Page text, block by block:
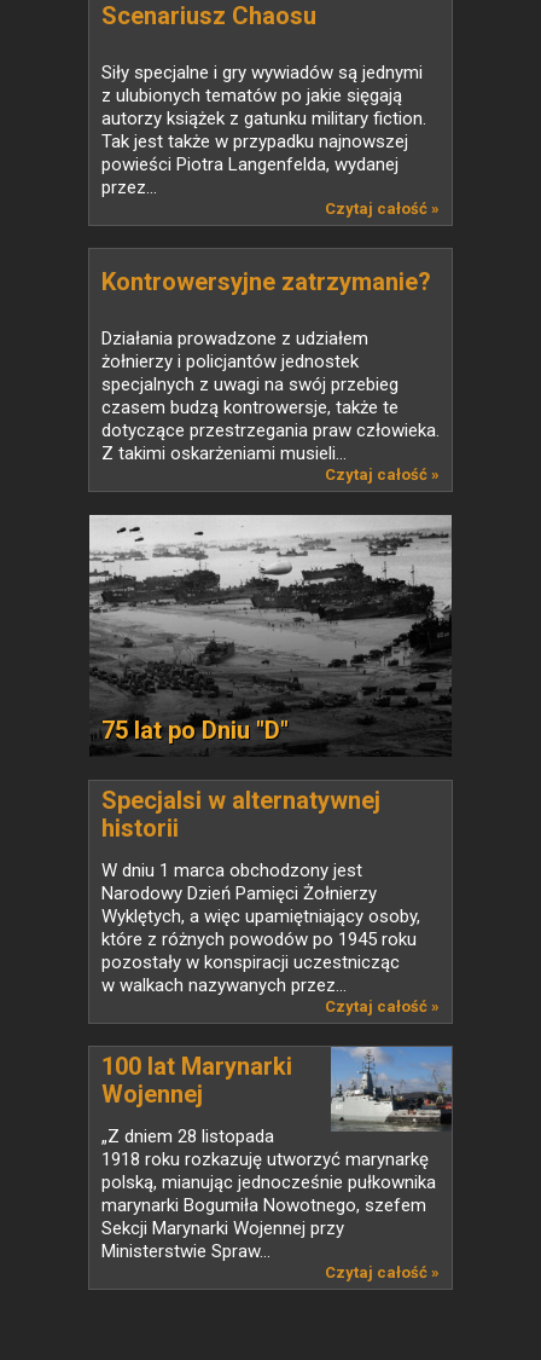
Scenariusz Chaosu
Siły specjalne i gry wywiadów są jednymi
z ulubionych tematów po jakie sięgają
autorzy książek z gatunku military fiction.
Tak jest także w przypadku najnowszej
powieści Piotra Langenfelda, wydanej
przez...
Czytaj całość »
Kontrowersyjne zatrzymanie?
Działania prowadzone z udziałem
żołnierzy i policjantów jednostek
specjalnych z uwagi na swój przebieg
czasem budzą kontrowersje, także te
dotyczące przestrzegania praw człowieka.
Z takimi oskarżeniami musieli...
Czytaj całość »
75 lat po Dniu "D"
Specjalsi w alternatywnej
historii
W dniu 1 marca obchodzony jest
Narodowy Dzień Pamięci Żołnierzy
Wyklętych, a więc upamiętniający osoby,
które z różnych powodów po 1945 roku
pozostały w konspiracji uczestnicząc
w walkach nazywanych przez...
Czytaj całość »
100 lat Marynarki
Wojennej
„Z dniem 28 listopada
1918 roku rozkazuję utworzyć marynarkę
polską, mianując jednocześnie pułkownika
marynarki Bogumiła Nowotnego, szefem
Sekcji Marynarki Wojennej przy
Ministerstwie Spraw...
Czytaj całość »